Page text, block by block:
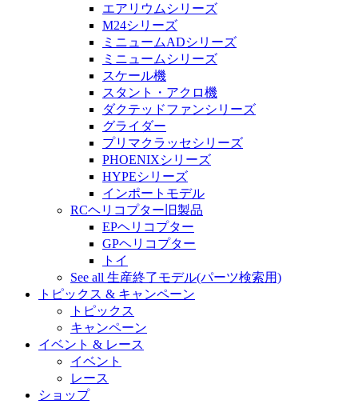
エアリウムシリーズ
M24シリーズ
ミニュームADシリーズ
ミニュームシリーズ
スケール機
スタント・アクロ機
ダクテッドファンシリーズ
グライダー
プリマクラッセシリーズ
PHOENIXシリーズ
HYPEシリーズ
インポートモデル
RCヘリコプター旧製品
EPヘリコプター
GPヘリコプター
トイ
See all 生産終了モデル(パーツ検索用)
トピックス & キャンペーン
トピックス
キャンペーン
イベント & レース
イベント
レース
ショップ